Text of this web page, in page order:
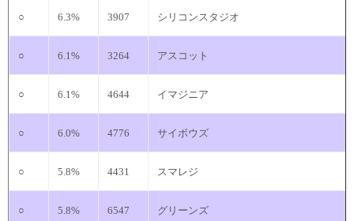
○ 6.3% 3907 シリコンスタジオ
○ 6.1% 3264 アスコット
○ 6.1% 4644 イマジニア
○ 6.0% 4776 サイボウズ
○ 5.8% 4431 スマレジ
○ 5.8% 6547 グリーンズ